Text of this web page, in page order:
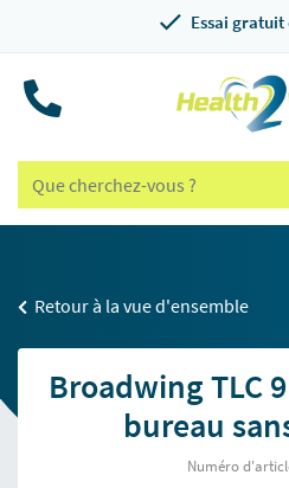
Essai
Retour à la vue d'ensemble
Broadwing TLC
bureau
Numéro